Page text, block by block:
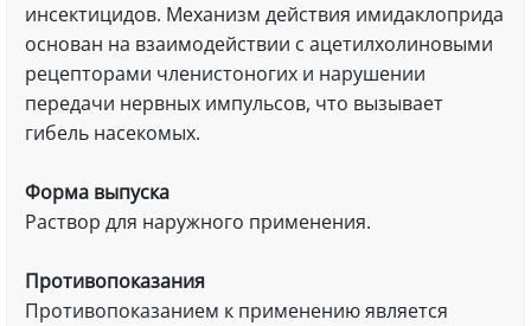
инсектицидов. Механизм действия имидаклоприда
основан на взаимодействии с ацетилхолиновыми
рецепторами членистоногих и нарушении
передачи нервных импульсов, что вызывает
гибель насекомых.
Форма выпуска
Раствор для наружного применения.
Противопоказания
Противопоказанием к применению является